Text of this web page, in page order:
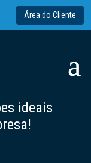
Área do Cliente
ideais